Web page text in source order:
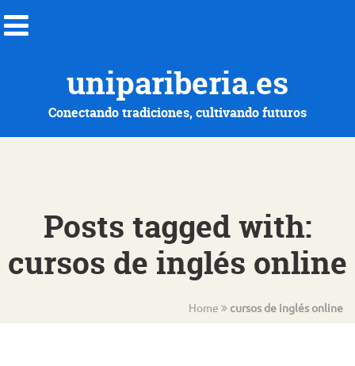
unipariberia.es
Conectando tradiciones, cultivando futuros
Posts tagged with:
cursos de inglés online
Home cursos de inglés online